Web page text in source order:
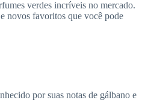
verdes incríveis no mercado.
novos favoritos que você pode
por suas notas de gálbano e